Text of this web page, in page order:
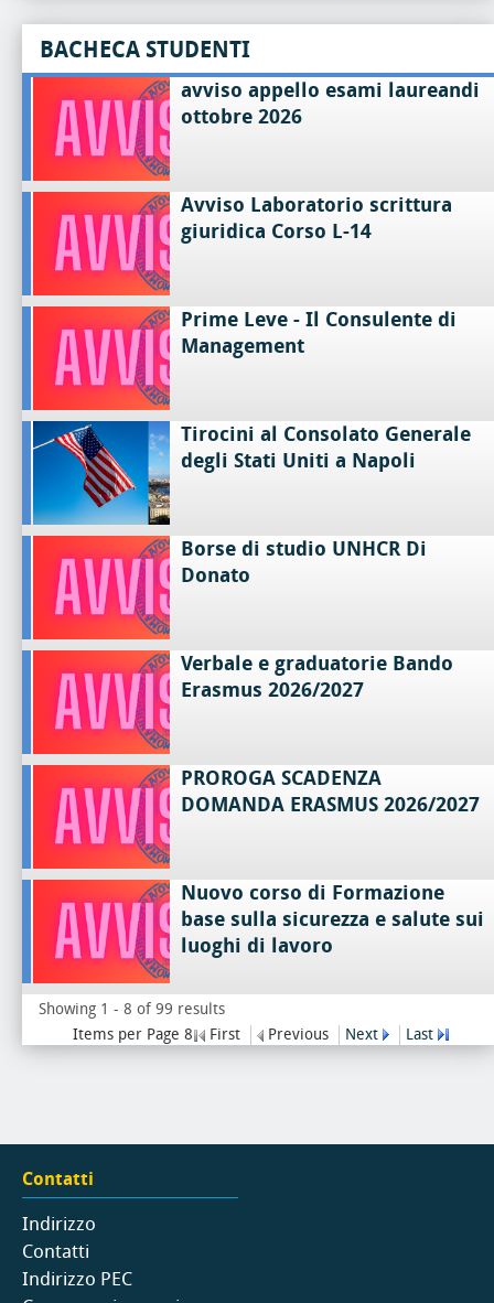
BACHECA STUDENTI
avviso appello esami laureandi
ottobre 2026
Avviso Laboratorio scrittura
giuridica Corso L-14
Prime Leve - Il Consulente di
Management
Tirocini al Consolato Generale
degli Stati Uniti a Napoli
Borse di studio UNHCR Di
Donato
Verbale e graduatorie Bando
Erasmus 2026/2027
PROROGA SCADENZA
DOMANDA ERASMUS 2026/2027
Nuovo corso di Formazione
base sulla sicurezza e salute sui
luoghi di lavoro
Showing 1 - 8 of 99 results
Items per Page 8
First Previous Next Last
Contatti
Indirizzo
Contatti
Indirizzo PEC